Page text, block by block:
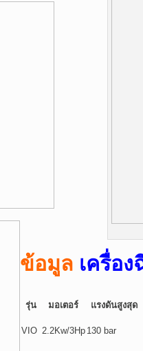
ข้อมูล เครื่อ
รุ่น มอเตอร์ แรงดันสูงสุด
VIO 2.2Kw/3Hp 130 bar